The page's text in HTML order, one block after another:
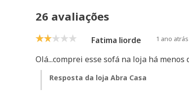
26 avaliações
Fatima liorde 1 ano atrás
Olá...comprei esse sofá na loja há
Resposta da loja Abra Casa